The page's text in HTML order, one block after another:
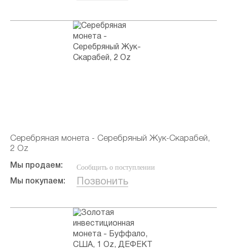
Серебряная монета - Серебряный Жук-Скарабей,
2 Oz
Мы продаем: Сообщить о поступлении
Мы покупаем: Позвонить